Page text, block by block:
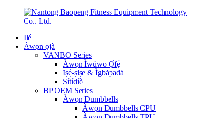
Ilé
Àwọn ọjà
VANBO Series
Àwọn Ìwúwo Ọ̀fẹ́
Iṣẹ́-ṣíṣe & Ìgbàpadà
Sítídíò
BP OEM Series
Àwọn Dumbbells
Àwọn Dumbbells CPU